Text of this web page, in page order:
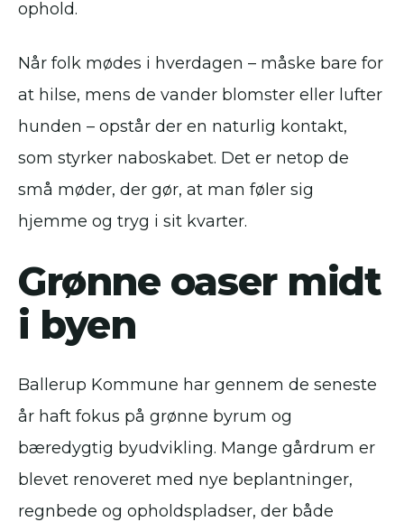
ophold.
Når folk mødes i hverdagen – måske bare for
at hilse, mens de vander blomster eller lufter
hunden – opstår der en naturlig kontakt,
som styrker naboskabet. Det er netop de
små møder, der gør, at man føler sig
hjemme og tryg i sit kvarter.
Grønne oaser midt
i byen
Ballerup Kommune har gennem de seneste
år haft fokus på grønne byrum og
bæredygtig byudvikling. Mange gårdrum er
blevet renoveret med nye beplantninger,
regnbede og opholdspladser, der både